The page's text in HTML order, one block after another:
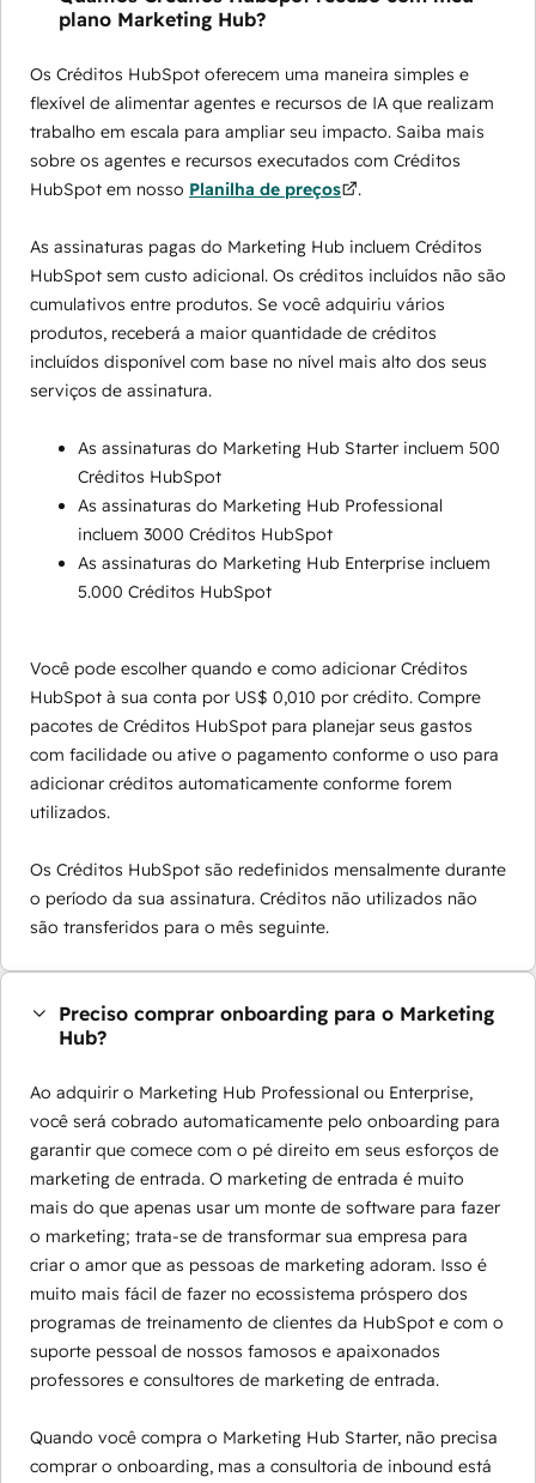
plano Marketing Hub?
Os Créditos HubSpot oferecem uma maneira simples e
flexível de alimentar agentes e recursos de IA que realizam
trabalho em escala para ampliar seu impacto. Saiba mais
sobre os agentes e recursos executados com Créditos
HubSpot em nosso Planilha de preços .
As assinaturas pagas do Marketing Hub incluem Créditos
HubSpot sem custo adicional. Os créditos incluídos não são
cumulativos entre produtos. Se você adquiriu vários
produtos, receberá a maior quantidade de créditos
incluídos disponível com base no nível mais alto dos seus
serviços de assinatura.
As assinaturas do Marketing Hub Starter incluem 500
Créditos HubSpot
As assinaturas do Marketing Hub Professional
incluem 3000 Créditos HubSpot
As assinaturas do Marketing Hub Enterprise incluem
5.000 Créditos HubSpot
Você pode escolher quando e como adicionar Créditos
HubSpot à sua conta por US$ 0,010 por crédito. Compre
pacotes de Créditos HubSpot para planejar seus gastos
com facilidade ou ative o pagamento conforme o uso para
adicionar créditos automaticamente conforme forem
utilizados.
Os Créditos HubSpot são redefinidos mensalmente durante
o período da sua assinatura. Créditos não utilizados não
são transferidos para o mês seguinte.
Preciso comprar onboarding para o Marketing
Hub?
Ao adquirir o Marketing Hub Professional ou Enterprise,
você será cobrado automaticamente pelo onboarding para
garantir que comece com o pé direito em seus esforços de
marketing de entrada. O marketing de entrada é muito
mais do que apenas usar um monte de software para fazer
o marketing; trata-se de transformar sua empresa para
criar o amor que as pessoas de marketing adoram. Isso é
muito mais fácil de fazer no ecossistema próspero dos
programas de treinamento de clientes da HubSpot e com o
suporte pessoal de nossos famosos e apaixonados
professores e consultores de marketing de entrada.
Quando você compra o Marketing Hub Starter, não precisa
comprar o onboarding, mas a consultoria de inbound está